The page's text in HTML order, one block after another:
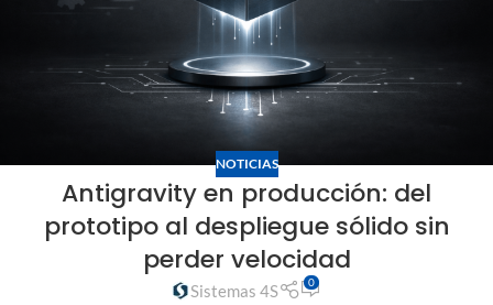
NOTICIAS
Antigravity en producción: del
prototipo al despliegue sólido sin
perder velocidad
Sistemas 4S 0